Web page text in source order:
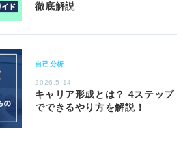
徹底解説
自己分析
2026.5.14
キャリア形成とは？ 4ステップ
でできるやり方を解説！